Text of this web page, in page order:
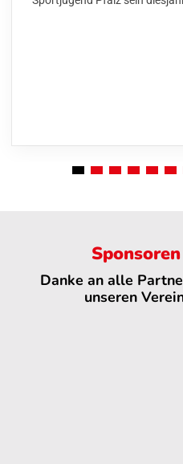
Danke an alle
unseren